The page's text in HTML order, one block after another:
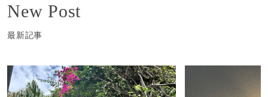
New Post
最新記事